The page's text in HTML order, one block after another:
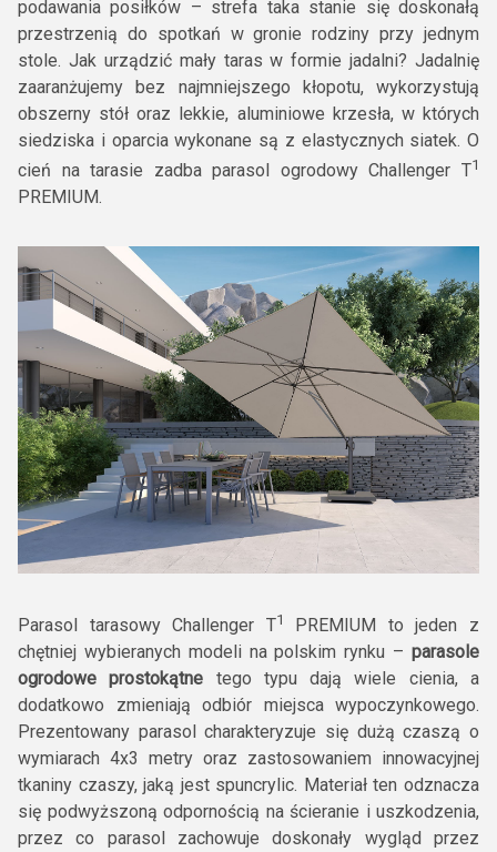
podawania posiłków – strefa taka stanie się doskonałą
przestrzenią do spotkań w gronie rodziny przy jednym
stole. Jak urządzić mały taras w formie jadalni? Jadalnię
zaaranżujemy bez najmniejszego kłopotu, wykorzystują
obszerny stół oraz lekkie, aluminiowe krzesła, w których
siedziska i oparcia wykonane są z elastycznych siatek. O
cień na tarasie zadba parasol ogrodowy Challenger T1
PREMIUM.
Parasol tarasowy Challenger T1
PREMIUM to jeden z
chętniej wybieranych modeli na polskim rynku – parasole
ogrodowe prostokątne tego typu dają wiele cienia, a
dodatkowo zmieniają odbiór miejsca wypoczynkowego.
Prezentowany parasol charakteryzuje się dużą czaszą o
wymiarach 4x3 metry oraz zastosowaniem innowacyjnej
tkaniny czaszy, jaką jest spuncrylic. Materiał ten odznacza
się podwyższoną odpornością na ścieranie i uszkodzenia,
przez co parasol zachowuje doskonały wygląd przez